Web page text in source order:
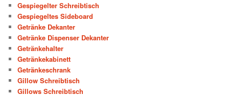
Gespiegelter Schreibtisch
Gespiegeltes Sideboard
Getränke Dekanter
Getränke Dispenser Dekanter
Getränkehalter
Getränkekabinett
Getränkeschrank
Gillow Schreibtisch
Gillows Schreibtisch